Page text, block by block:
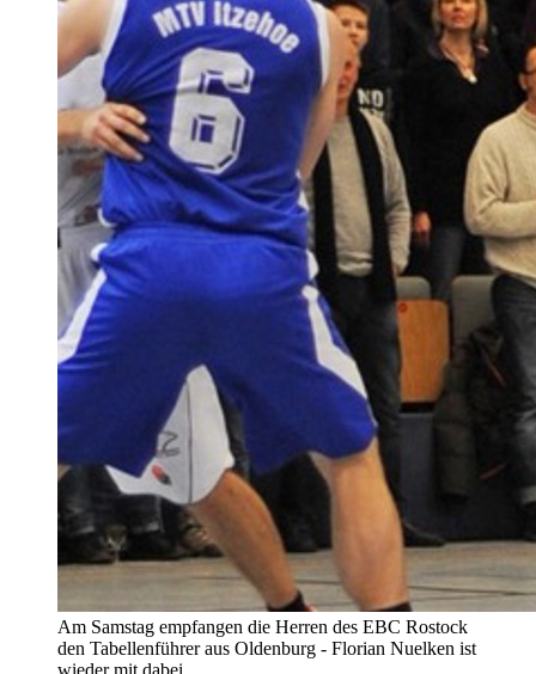
Am Samstag empfangen die Herren des EBC Rostock
den Tabellenführer aus Oldenburg - Florian Nuelken ist
wieder mit dabei